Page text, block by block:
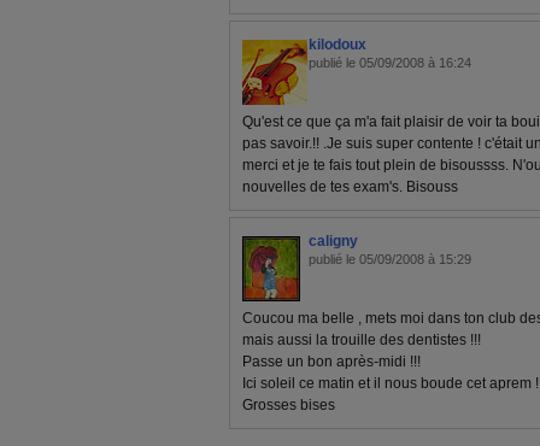
kilodoux
publié le 05/09/2008 à 16:24
Qu'est ce que ça m'a fait plaisir de voir ta
pas savoir.!! .Je suis super contente ! c'était
merci et je te fais tout plein de bisoussss.
nouvelles de tes exam's. Bisouss
caligny
publié le 05/09/2008 à 15:29
Coucou ma belle , mets moi dans ton club
mais aussi la trouille des dentistes !!!
Passe un bon après-midi !!!
Ici soleil ce matin et il nous boude cet aprem
Grosses bises